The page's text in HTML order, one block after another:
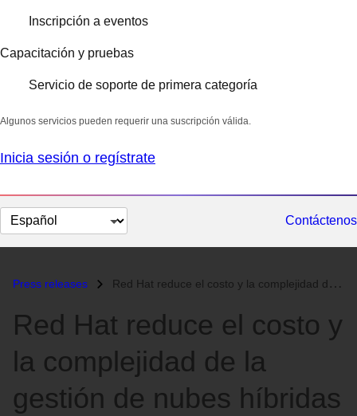
Inscripción a eventos
Capacitación y pruebas
Servicio de soporte de primera categoría
Algunos servicios pueden requerir una suscripción válida.
Inicia sesión o regístrate
Cambiar
el
Contáctenos
Press releases Red Hat reduce el costo y la complejidad de la gestión de nubes híbrid...
Red Hat reduce el costo y
la complejidad de la
gestión de nubes híbridas